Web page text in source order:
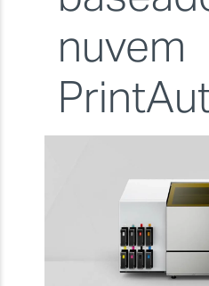
nuvem